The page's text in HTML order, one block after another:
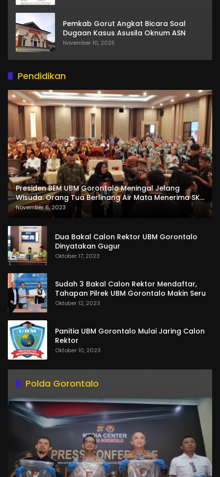
Pemkab Gorut Angkat Bicara Soal
Dugaan Kasus Asusila Oknum ASN
November 10, 2025
Pendidikan
Presiden BEM UBM Gorontalo Meningal Jelang
Wisuda. Orang Tua Berlinang Air Mata Menerima SKL
dan Pemasangan Salempang
November 6, 2023
Dua Bakal Calon Rektor UBM Gorontalo
Dinyatakan Gugur
Oktober 17, 2023
Sudah 3 Bakal Calon Rektor Mendaftar,
Tahapan Pilrek UBM Gorontalo Makin Seru
Oktober 12, 2023
Panitia UBM Gorontalo Mulai Jaring Calon
Rektor
Oktober 10, 2023
Polda Gorontalo